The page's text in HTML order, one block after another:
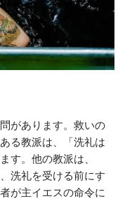
があります。救いの
る教派は、「洗礼は
す。他の教派は、
洗礼を受ける前にす
が主イエスの命令に